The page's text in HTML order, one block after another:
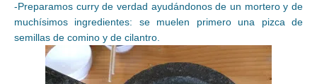
-Preparamos curry de verdad ayudándonos de un mortero y de
muchísimos ingredientes: se muelen primero una pizca de
semillas de comino y de cilantro.